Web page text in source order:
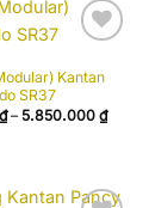
wishlist
Kantan
SR37
₫ – 5.850.000 ₫
giá: